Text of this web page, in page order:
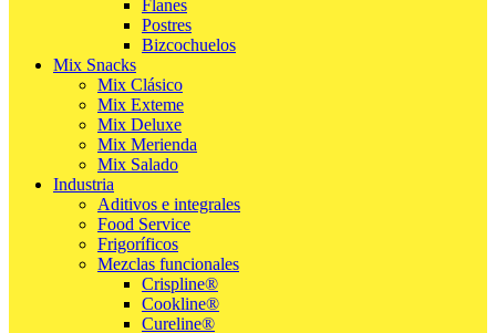
Flanes
Postres
Bizcochuelos
Mix Snacks
Mix Clásico
Mix Exteme
Mix Deluxe
Mix Merienda
Mix Salado
Industria
Aditivos e integrales
Food Service
Frigoríficos
Mezclas funcionales
Crispline®
Cookline®
Cureline®